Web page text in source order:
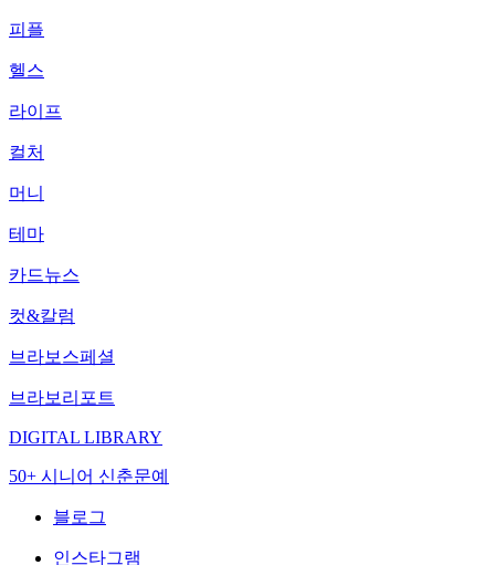
피플
헬스
라이프
컬처
머니
테마
카드뉴스
컷&칼럼
브라보스페셜
브라보리포트
DIGITAL LIBRARY
50+ 시니어 신춘문예
블로그
인스타그램